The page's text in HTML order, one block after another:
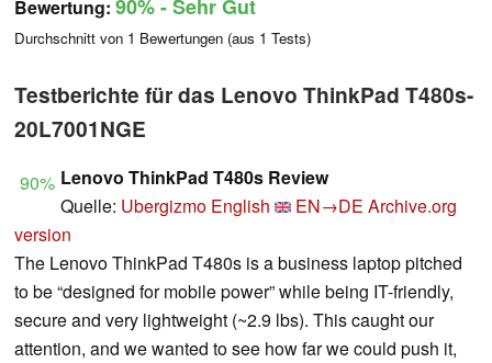
Bewertung: 90%- Sehr Gut
Durchschnitt von 1 Bewertungen (aus 1 Tests)
Testberichte für das Lenovo ThinkPad T480s-
20L7001NGE
90% Lenovo ThinkPad T480s Review
Quelle: Ubergizmo English EN→DE Archive.org
version
The Lenovo ThinkPad T480s is a business laptop pitched
to be “designed for mobile power” while being IT-friendly,
secure and very lightweight (~2.9 lbs). This caught our
attention, and we wanted to see how far we could push it,